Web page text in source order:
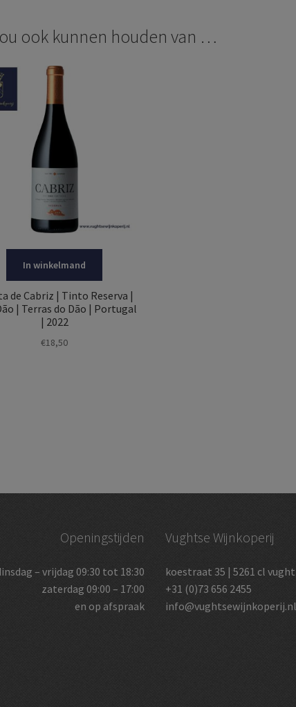
ook kunnen houden van …
In winkelmand
de Cabriz | Tinto Reserva |
| Terras do Dão | Portugal
| 2022
€18,50
Openingstijden
– vrijdag 09:30 tot 18:30
zaterdag 09:00 – 17:00
en op afspraak
Vughtse Wijnkoperij
koestraat 35 | 5261 cl vught
+31 (0)73 656 2455
info@vughtsewijnkoperij.nl